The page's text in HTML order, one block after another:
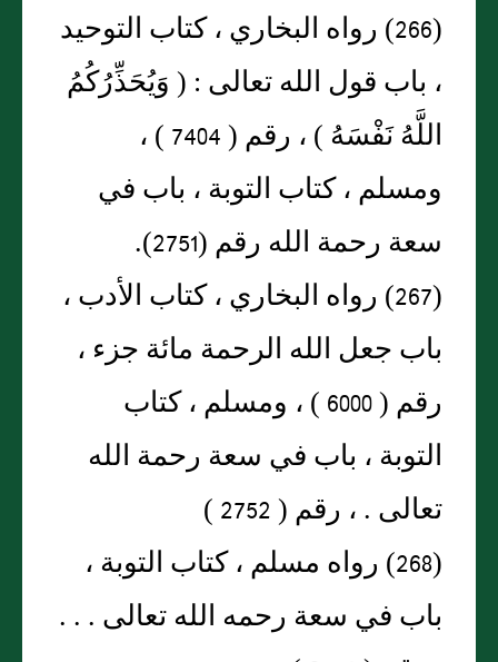
(266) رواه البخاري ، كتاب التوحيد
، باب قول الله تعالى : ( وَيُحَذِّرُكُمُ
اللَّهُ نَفْسَهُ ) ، رقم ( 7404 ) ،
ومسلم ، كتاب التوبة ، باب في
سعة رحمة الله رقم (2751).
(267) رواه البخاري ، كتاب الأدب ،
باب جعل الله الرحمة مائة جزء ،
رقم ( 6000 ) ، ومسلم ، كتاب
التوبة ، باب في سعة رحمة الله
تعالى . ، رقم ( 2752 )
(268) رواه مسلم ، كتاب التوبة ،
باب في سعة رحمه الله تعالى . . .